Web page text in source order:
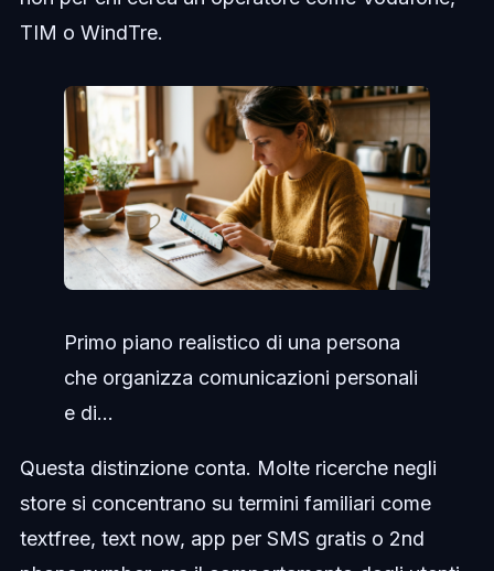
TIM o WindTre.
Primo piano realistico di una persona
che organizza comunicazioni personali
e di...
Questa distinzione conta. Molte ricerche negli
store si concentrano su termini familiari come
textfree, text now, app per SMS gratis o 2nd